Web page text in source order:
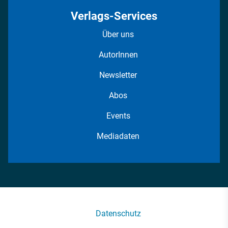
Verlags-Services
Über uns
AutorInnen
Newsletter
Abos
Events
Mediadaten
Datenschutz